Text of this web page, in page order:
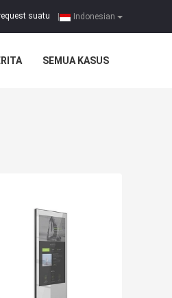
Indonesian
suatu
SEMUA KASUS